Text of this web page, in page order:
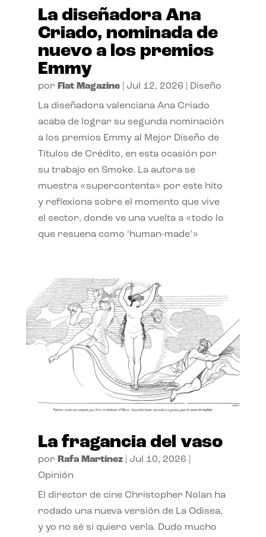
La diseñadora Ana
Criado, nominada de
nuevo a los premios
Emmy
por Flat Magazine| Jul 12, 2026 Diseño
La diseñadora valenciana Ana Criado
acaba de lograr su segunda nominación
a los premios Emmy al Mejor Diseño de
Títulos de Crédito, en esta ocasión por
su trabajo en Smoke. La autora se
muestra «supercontenta» por este hito
y reflexiona sobre el momento que vive
el sector, donde ve una vuelta a «todo lo
que resuena como ‘human-made’»
La fragancia del vaso
por Rafa Martínez| Jul 10, 2026
Opinión
El director de cine Christopher Nolan ha
rodado una nueva versión de La Odisea,
y yo no sé si quiero verla. Dudo mucho